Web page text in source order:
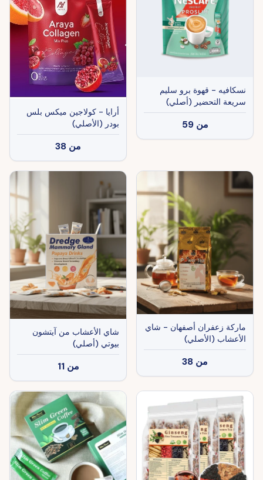
نسكافيه - قهوة برو سليم
سريعة التحضير (أصلي)
من 59
أرايا - كولاجين ميكس بلس
بودر (الأصلي)
من 38
ماركة زعفران أصفهان - شاي
الأعشاب (الأصلي)
من 38
شاي الأعشاب من آيتشون
بيوتي (أصلي)
من 11